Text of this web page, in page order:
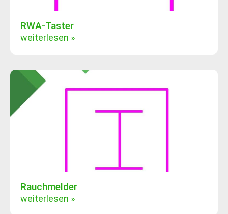
RWA-Taster
weiterlesen »
Rauchmelder
weiterlesen »